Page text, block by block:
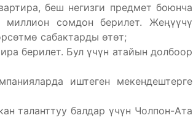
беш негизги предмет боюнча
сомдон берилет. Жеңүүчү
сабактарды өтөт;
берилет. Бул үчүн атайын долбоор
иштеген мекендештерге
таланттуу балдар үчүн Чолпон-Ата